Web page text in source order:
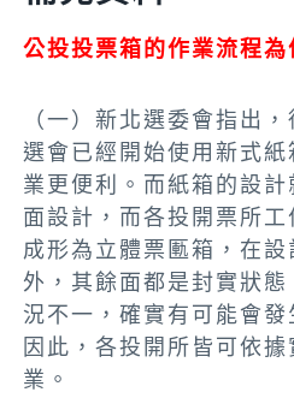
公投投票箱的作業流程為
（一）新北選委會指出
選會已經開始使用新式
業更便利。而紙箱的設
面設計，而各投開票所
成形為立體票匭箱，在
外，其餘面都是封實狀
況不一，確實有可能會發
因此，各投開所皆可依
業。